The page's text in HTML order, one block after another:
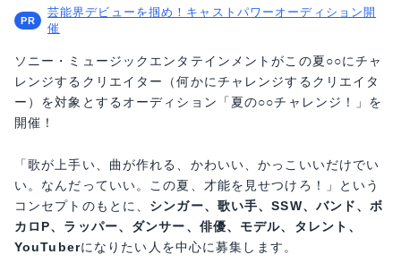
芸能界デビューを掴め！キャストパワーオーディション開
催
ソニー・ミュージックエンタテインメントがこの夏○○にチャ
レンジするクリエイター（何かにチャレンジするクリエイタ
ー）を対象とするオーディション「夏の○○チャレンジ！」を
開催！
「歌が上手い、曲が作れる、かわいい、かっこいいだけでい
い。なんだっていい。この夏、才能を見せつけろ！」という
コンセプトのもとに、 シンガー、歌い手、SSW、バンド、ボ
カロP、ラッパー、ダンサー、俳優、モデル、タレント、
YouTuberになりたい人を中心に募集します。